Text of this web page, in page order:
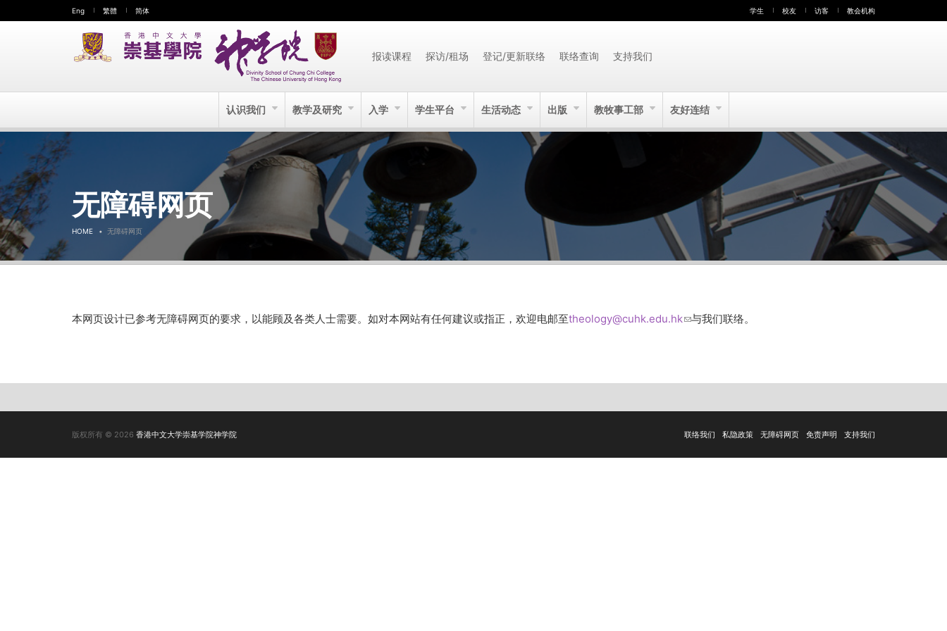
Eng 繁體 简体 学生 校友 访客 教会机构
报读课程 探访/租场 登记/更新联络 联络查询 支持我们
认识我们 教学及研究 入学 学生平台 生活动态 出版 教牧事工部 友好连结
无障碍网页
HOME 无障碍网页
本网页设计已参考无障碍网页的要求，以能顾及各类人士需要。如对本网站有任何建议或指正，欢迎电邮至theology@cuhk.edu.hk(link sends e-mail)
与我们联络。
版权所有 © 2026 香港中文大学崇基学院神学院 支持我们
免责声明
无障碍网页
私隐政策
联络我们